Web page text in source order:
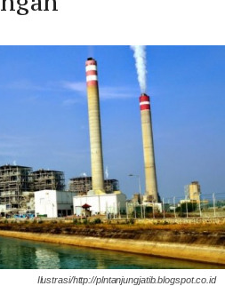
Ilustrasi/http://plntanjungjatib.blogspot.co.id